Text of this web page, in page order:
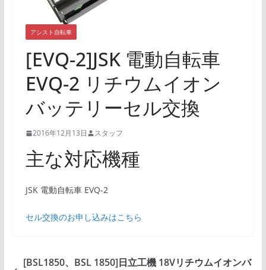
アシスト自転車
[EVQ-2]JSK 電動自転車
EVQ-2 リチウムイオン
バッテリーセル交換
2016年12月13日 スタッフ
主な対応機種
JSK 電動自転車 EVQ-2
セル交換のお申し込みはこちら
[BSL1850、BSL 1850]日立工機 18Vリチウムイオンバ